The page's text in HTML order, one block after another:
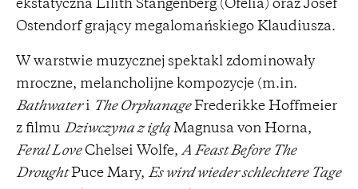
ekstatyczna Lilith Stangenberg (Ofelia) oraz Josef
Ostendorf grający megalomańskiego Klaudiusza.
W warstwie muzycznej spektakl zdominowały
mroczne, melancholijne kompozycje (m.in.
Bathwateri The OrphanageFrederikke Hoffmeier
z filmu Dziwczyna z igłąMagnusa von Horna,
Feral LoveChelsei Wolfe, A Feast Before The
DroughtPuce Mary, Es wird wieder schlechtere Tage